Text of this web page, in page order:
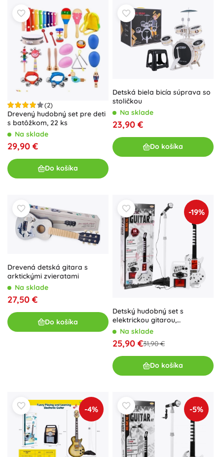
(2)
Drevený hudobný set pre deti
s batôžkom, 22 ks
Na sklade
29,90 €
Do košíka
Detská biela bicía súprava so
stoličkou
Na sklade
23,90 €
Do košíka
Drevená detská gitara s
arktickými zvieratami
Na sklade
27,50 €
Do košíka
-19%
Detský hudobný set s
elektrickou gitarou,
zosilňovačom a mikrofónom
Na sklade
25,90 €31,90 €
Do košíka
-4% -5%